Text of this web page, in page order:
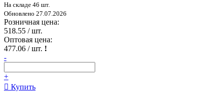
На складе 46 шт.
Обновлено 27.07.2026
Розничная цена:
518.55 / шт.
Оптовая цена:
477.06 / шт. !
-
+
Купить